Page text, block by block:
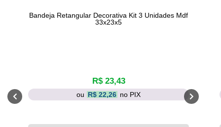
Bandeja Retangular Decorativa Kit 3 Unidades Mdf
33x23x5
R$ 23,43
ou R$ 22,26 no PIX